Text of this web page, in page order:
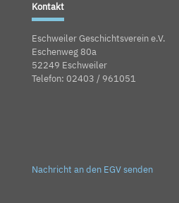
Kontakt
Eschweiler Geschichtsverein e.V.
Eschenweg 80a
52249 Eschweiler
Telefon: 02403 / 961051
Nachricht an den EGV senden